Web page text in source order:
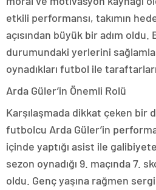
etkili performansı, takımın
açısından büyük bir adım
durumundaki yerlerini
oynadıkları futbol ile
Arda Güler’in Önemli Rolü
Karşılaşmada dikkat çeken bir
futbolcu Arda Güler’in
içinde yaptığı asist ile
sezon oynadığı 9. maçında 7.
oldu. Genç yaşına rağmen